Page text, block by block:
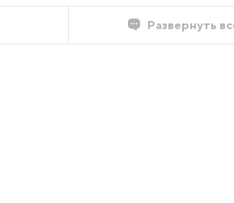
Развернуть